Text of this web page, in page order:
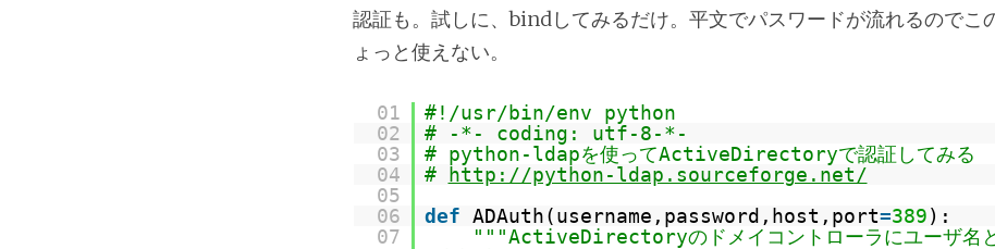
認証も。試しに、bindしてみるだけ。平文でパスワードが流れるのでこ
ょっと使えない。
01
#!/usr/bin/env python
02
# -*- coding: utf-8-*-
03
# python-ldapを使ってActiveDirectoryで認証してみる
04
# http://python-ldap.sourceforge.net/
05
06
def ADAuth(username,password,host,port=389):
07
"""ActiveDirectoryのドメイコントローラにユーザ名